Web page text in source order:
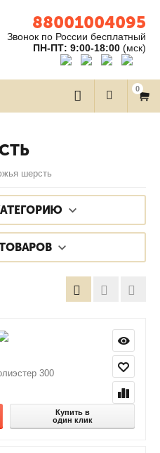
88001004095
Звонок по России бесплатный
ПН-ПТ: 9:00-18:00 (мск)
0
шерсть
300
Купить в
один клик